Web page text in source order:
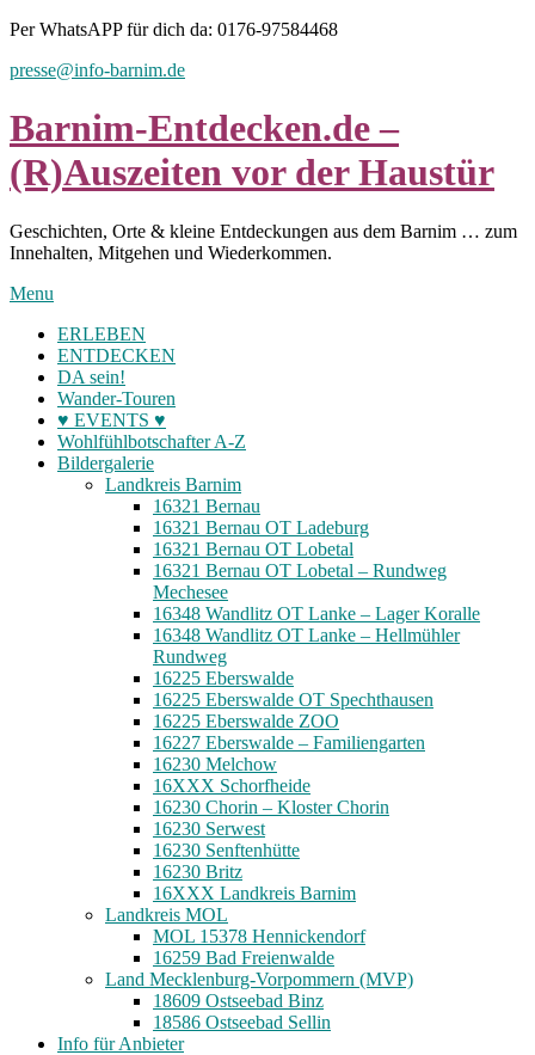
Skip
content
Per WhatsAPP für dich da: 0176-97584468
presse@info-barnim.de
Barnim-Entdecken.de –
(R)Auszeiten vor der Haustür
Geschichten, Orte & kleine Entdeckungen aus dem Barnim … zum
Innehalten, Mitgehen und Wiederkommen.
Menu
ERLEBEN
ENTDECKEN
DA sein!
Wander-Touren
♥ EVENTS ♥
Wohlfühlbotschafter A-Z
Bildergalerie
Landkreis Barnim
16321 Bernau
16321 Bernau OT Ladeburg
16321 Bernau OT Lobetal
16321 Bernau OT Lobetal – Rundweg
Mechesee
16348 Wandlitz OT Lanke – Lager Koralle
16348 Wandlitz OT Lanke – Hellmühler
Rundweg
16225 Eberswalde
16225 Eberswalde OT Spechthausen
16225 Eberswalde ZOO
16227 Eberswalde – Familiengarten
16230 Melchow
16XXX Schorfheide
16230 Chorin – Kloster Chorin
16230 Serwest
16230 Senftenhütte
16230 Britz
16XXX Landkreis Barnim
Landkreis MOL
MOL 15378 Hennickendorf
16259 Bad Freienwalde
Land Mecklenburg-Vorpommern (MVP)
18609 Ostseebad Binz
18586 Ostseebad Sellin
Info für Anbieter